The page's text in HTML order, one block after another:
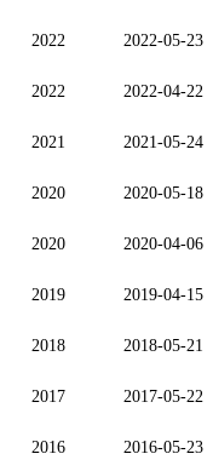
2022 2022-05-23
2022 2022-04-22
2021 2021-05-24
2020 2020-05-18
2020 2020-04-06
2019 2019-04-15
2018 2018-05-21
2017 2017-05-22
2016 2016-05-23